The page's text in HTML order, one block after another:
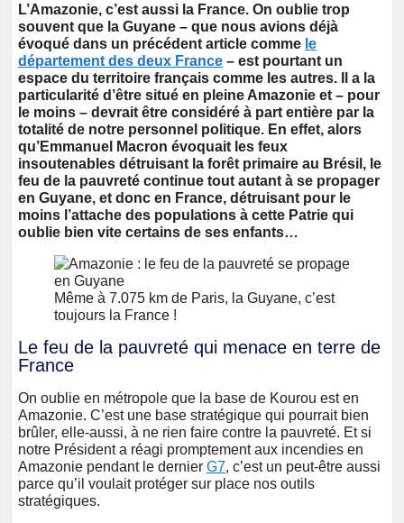
L’Amazonie, c’est aussi la France. On oublie trop
souvent que la Guyane – que nous avions déjà
évoqué dans un précédent article comme le
département des deux France – est pourtant un
espace du territoire français comme les autres. Il a la
particularité d’être situé en pleine Amazonie et – pour
le moins – devrait être considéré à part entière par la
totalité de notre personnel politique. En effet, alors
qu’Emmanuel Macron évoquait les feux
insoutenables détruisant la forêt primaire au Brésil, le
feu de la pauvreté continue tout autant à se propager
en Guyane, et donc en France, détruisant pour le
moins l’attache des populations à cette Patrie qui
oublie bien vite certains de ses enfants…
Même à 7.075 km de Paris, la Guyane, c’est
toujours la France !
Le feu de la pauvreté qui menace en terre de
France
On oublie en métropole que la base de Kourou est en
Amazonie. C’est une base stratégique qui pourrait bien
brûler, elle-aussi, à ne rien faire contre la pauvreté. Et si
notre Président a réagi promptement aux incendies en
Amazonie pendant le dernier G7, c’est un peut-être aussi
parce qu’il voulait protéger sur place nos outils
stratégiques.